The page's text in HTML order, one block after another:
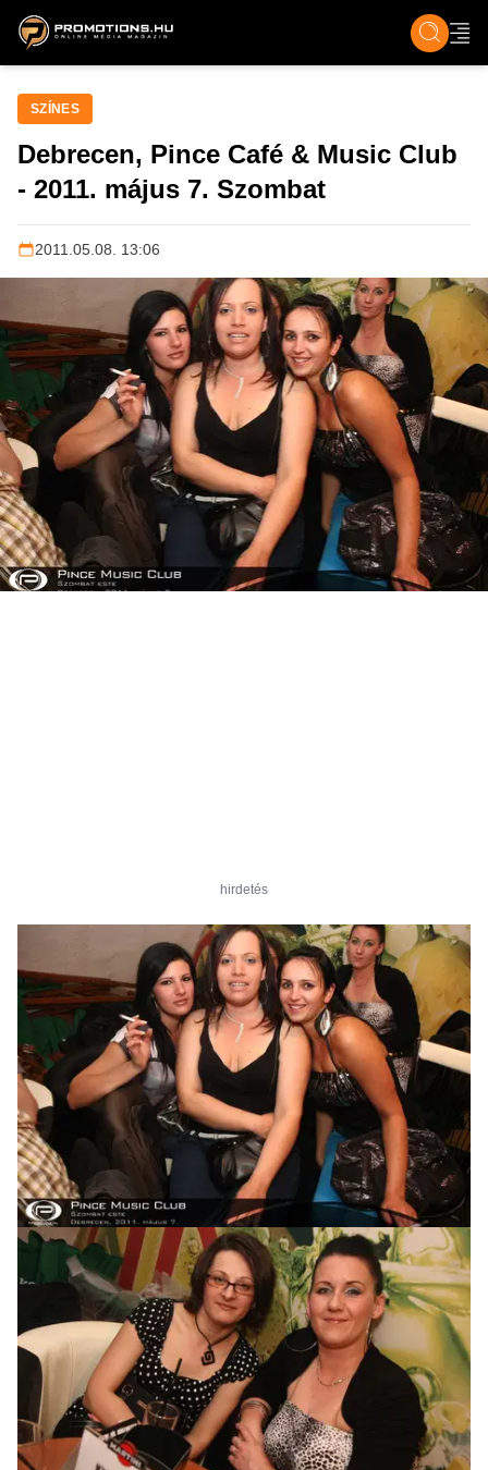
ZENE, FILM & KULT ÉLET TECH &
SZÍNES
Debrecen, Pince Café & Music Club
- 2011. május 7. Szombat
2011.05.08. 13:06
hirdetés